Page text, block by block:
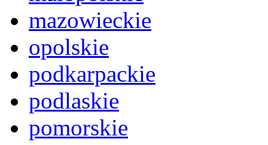
mazowieckie
opolskie
podkarpackie
podlaskie
pomorskie